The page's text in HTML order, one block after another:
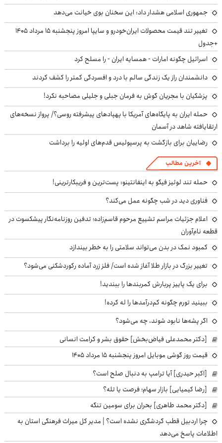
جمهوری اسلامی هشدار داد: این سخنان بوی خیانت می‌دهد
تغییر تند قیمت محصولات ایران‌خودرو و سایپا امروز پنجشنبه ۱۵ مرداد ۱۴۰۵
+جدول
اسرائیل چگونه امارات - همسایه ایران - را مسلح کرد
دانشمندان راز یک زندگی سالم با درد و افسردگی کمتر را کشف کردند
پزشکیان با مجریان گوش به فرمان جبلی و جلیلی مصاحبه نکرد!
حمله ایران به پایگاه‌های آمریکا با پهپادهای پیشرفته روسی؟/ پرواز نسخه‌های
ارتقایافته شاهد در آسمان
رضاییان برای بازگشت به پرسپولیس قدم‌های اولیه را برداشت
آخرین مطالب
حمله تند لوئیز فیگو به اینفانتینو: پست‌ترین و فریبکارترینی!
فناوری دید در شب چگونه عمل می‌کند؟
اعلام جزئیات مراسم تشییع مرحوم قاسم‌زاده؛ تدفین روزنامه‌نگار پیشکسوت در
قطعه نام‌آوران
کمبود نمک در بدن می‌تواند سلامتی را به خطر بیندازد
تغییر بزرگ در بازار طلا آغاز شده است/ فلز زرد آماده رکوردشکنی می‌شود؟
برای یک پاییز پربارش کمربندها را ببندید!
ببینید تورم چگونه کم‌درآمدها را له کرده!
اگر پشه‌ها نابود شوند، چه می‌شود؟
[دکتر محمدعلی فیاض‌بخش] حقوق بشر و کرامت انسانی
قیمت روز گوشی موبایل امروز پنجشنبه ۱۵ مرداد ۱۴۰۵
[اکبر حیدری] آیا ترامپ به دنبال صلح است؟
[رضا کیمیایی] بازار سهام؛ فرصت یا تله؟
[دکتر محمد طاهری] بحران برای سومین تنگه
چرا اردبیل قطب گردشگری نشده است؟ | مدیر کل میراث فرهنگی استان به
اطلاعات پاسخ می‌دهد